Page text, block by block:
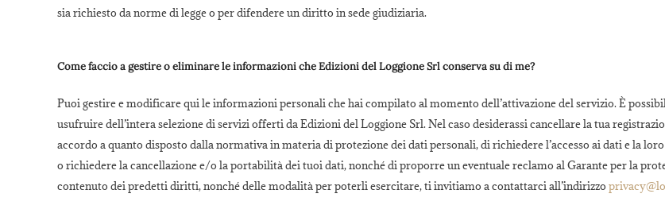
sia richiesto da norme di legge o per difendere un diritto in sede giudiziaria.
Come faccio a gestire o eliminare le informazioni che Edizioni del Loggione Srl conserva su di me?
Puoi gestire e modificare qui le informazioni personali che hai compilato al momento dell’attivazione del servizio. È
usufruire dell’intera selezione di servizi offerti da Edizioni del Loggione Srl. Nel caso desiderassi cancellare la tua
accordo a quanto disposto dalla normativa in materia di protezione dei dati personali, di richiedere l’accesso ai dati e la
o richiedere la cancellazione e/o la portabilità dei tuoi dati, nonché di proporre un eventuale reclamo al Garante per la
contenuto dei predetti diritti, nonché delle modalità per poterli esercitare, ti invitiamo a contattarci all’indirizzo